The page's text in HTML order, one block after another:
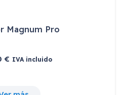
Magnum Pro
€ IVA incluido